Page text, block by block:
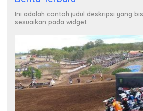
Ini adalah contoh judul deskripsi yang
sesuaikan pada widget